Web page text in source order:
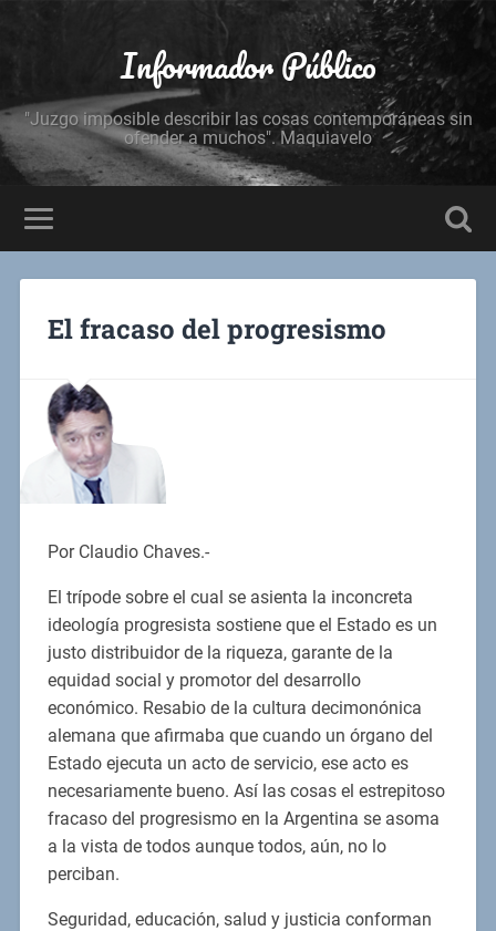
Informador Público
"Juzgo imposible describir las cosas contemporáneas sin
ofender a muchos". Maquiavelo
El fracaso del progresismo
Por Claudio Chaves.-
El trípode sobre el cual se asienta la inconcreta
ideología progresista sostiene que el Estado es un
justo distribuidor de la riqueza, garante de la
equidad social y promotor del desarrollo
económico. Resabio de la cultura decimonónica
alemana que afirmaba que cuando un órgano del
Estado ejecuta un acto de servicio, ese acto es
necesariamente bueno. Así las cosas el estrepitoso
fracaso del progresismo en la Argentina se asoma
a la vista de todos aunque todos, aún, no lo
perciban.
Seguridad, educación, salud y justicia conforman